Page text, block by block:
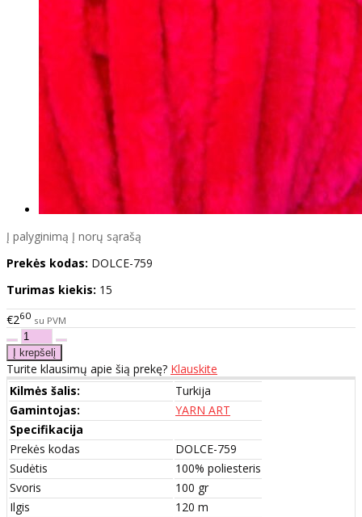
Į palyginimą Į norų sąrašą
Prekės kodas: DOLCE-759
Turimas kiekis: 15
€260 su PVM
Turite klausimų apie šią prekę? Klauskite
Kilmės šalis:
Turkija
Gamintojas:
YARN ART
Specifikacija
Prekės kodas
DOLCE-759
Sudėtis
100% poliesteris
Svoris
100 gr
Ilgis
120 m